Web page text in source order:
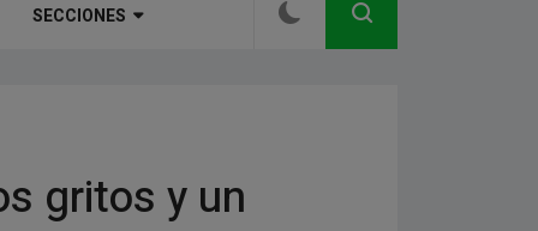
SECCIONES
gritos y un